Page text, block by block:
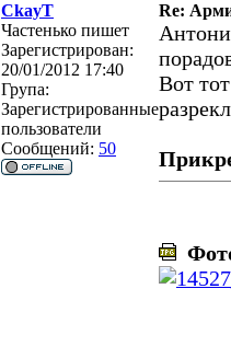
CkayT
Re:
Частенько пишет
Зарегистрирован:
20/01/2012 17:40
Група:
Зарегистрированные
пользователи
Сообщений: 50
Вот